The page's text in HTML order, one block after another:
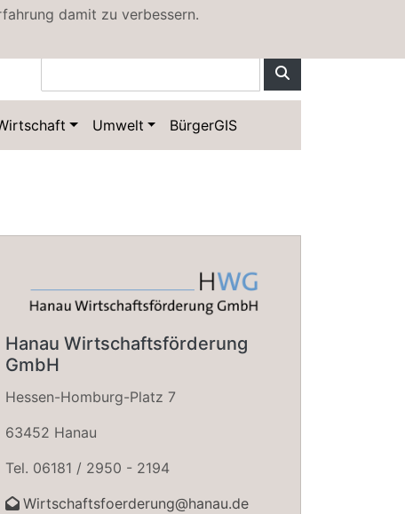
damit zu verbessern.
Umwelt BürgerGIS
Hanau Wirtschaftsförderung
GmbH
Hessen-Homburg-Platz 7
63452 Hanau
Tel. 06181 / 2950 - 2194
Wirtschaftsfoerderung@hanau.de